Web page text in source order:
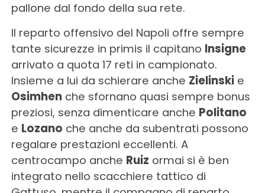
pallone dal fondo della sua rete.
Il reparto offensivo del Napoli offre sempre
tante sicurezze in primis il capitano Insigne
arrivato a quota 17 reti in campionato.
Insieme a lui da schierare anche Zielinskie
Osimhenche sfornano quasi sempre bonus
preziosi, senza dimenticare anche Politano
e Lozano che anche da subentrati possono
regalare prestazioni eccellenti. A
centrocampo anche Ruiz ormai si è ben
integrato nello scacchiere tattico di